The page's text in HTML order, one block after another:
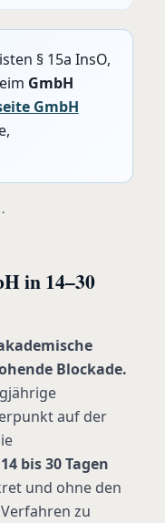
§ 15a InsO,
GmbH
GmbH
in 14–30
Blockade.
auf der
14 bis 30 Tagen
und ohne den
zu